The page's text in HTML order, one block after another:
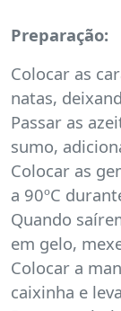
Preparação:
Colocar as
natas,
Passar as
sumo,
Colocar as
a 90ºC
Quando
em gelo,
Colocar a
caixinha e